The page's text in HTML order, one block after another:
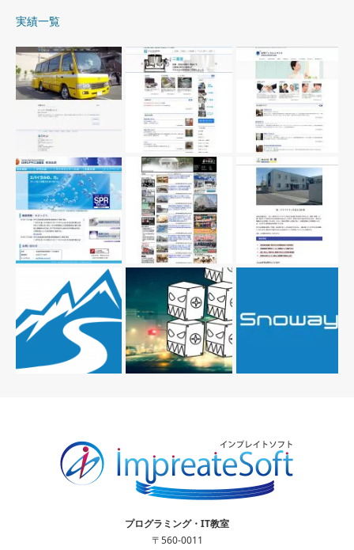
実績一覧
プログラミング・IT教室
〒560-0011